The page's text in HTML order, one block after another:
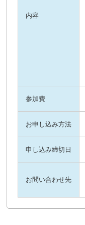
内容
参加費
お申し込み方法
申し込み締切日
お問い合わせ先